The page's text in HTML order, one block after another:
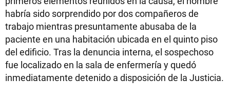
habría sido sorprendido por dos compañeros de
trabajo mientras presuntamente abusaba de la
paciente en una habitación ubicada en el quinto piso
del edificio. Tras la denuncia interna, el sospechoso
fue localizado en la sala de enfermería y quedó
inmediatamente detenido a disposición de la Justicia.